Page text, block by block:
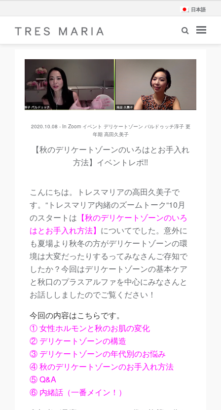
日本語
2020.10.08 - In Zoom イベント デリケートゾーン バルドゥッチ淳子 更
年期 高田久美子
【秋のデリケートゾーンのいろはとお手入れ
方法】イベントレポ!!
こんにちは。トレスマリアの高田久美子で
す。“トレスマリア内緒のズームトーク“10月
のスタートは 【秋のデリケートゾーンのいろ
はとお手入れ方法】 についてでした。意外に
も夏場より秋冬の方がデリケートゾーンの環
境は大変だったりするってみなさんご存知で
したか？今回はデリケートゾーンの基本ケア
と秋口のプラスアルファを中心にみなさんと
お話ししましたのでご覧ください！
今回の内容はこちらです。
① 女性ホルモンと秋のお肌の変化
② デリケートゾーンの構造
③ デリケートゾーンの年代別のお悩み
④ 秋のデリケートゾーンのお手入れ方法
⑤ Q&A
⑥ 内緒話（一番メイン！）